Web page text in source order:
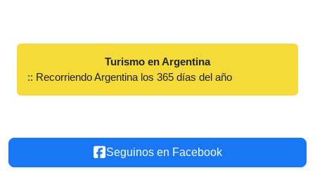
Turismo en Argentina
:: Recorriendo Argentina los 365 días del año
Seguinos en Facebook